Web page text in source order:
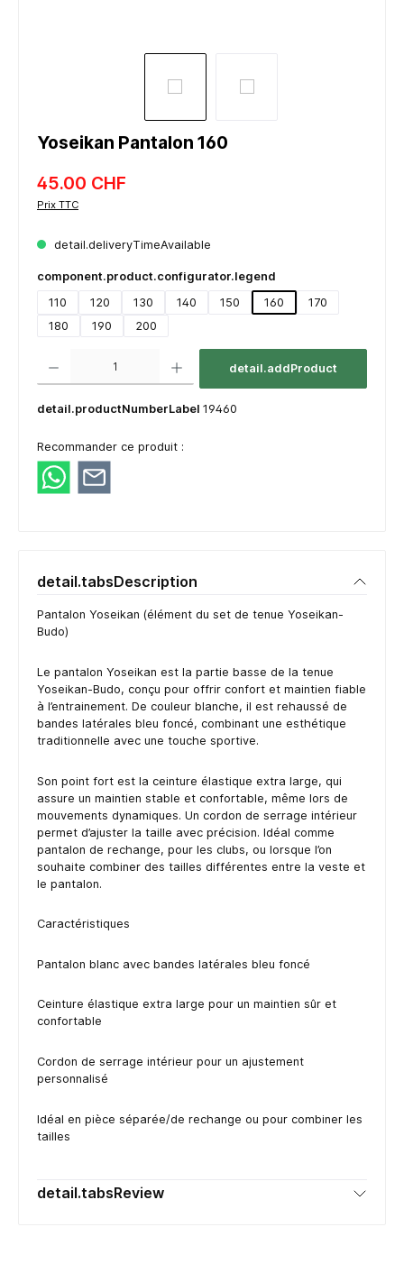
Yoseikan Pantalon 160
45.00 CHF
Prix TTC
detail.deliveryTimeAvailable
component.product.configurator.legend
110
120 130 140 150 160
170
180
190 200
detail.addProduct
detail.productNumberLabel 19460
Recommander ce produit :
detail.tabsDescription
Pantalon Yoseikan (élément du set de tenue Yoseikan-
Budo)
Le pantalon Yoseikan est la partie basse de la tenue
Yoseikan-Budo, conçu pour offrir confort et maintien fiable
à l’entrainement. De couleur blanche, il est rehaussé de
bandes latérales bleu foncé, combinant une esthétique
traditionnelle avec une touche sportive.
Son point fort est la ceinture élastique extra large, qui
assure un maintien stable et confortable, même lors de
mouvements dynamiques. Un cordon de serrage intérieur
permet d’ajuster la taille avec précision. Idéal comme
pantalon de rechange, pour les clubs, ou lorsque l’on
souhaite combiner des tailles différentes entre la veste et
le pantalon.
Caractéristiques
Pantalon blanc avec bandes latérales bleu foncé
Ceinture élastique extra large pour un maintien sûr et
confortable
Cordon de serrage intérieur pour un ajustement
personnalisé
Idéal en pièce séparée/de rechange ou pour combiner les
tailles
detail.tabsReview